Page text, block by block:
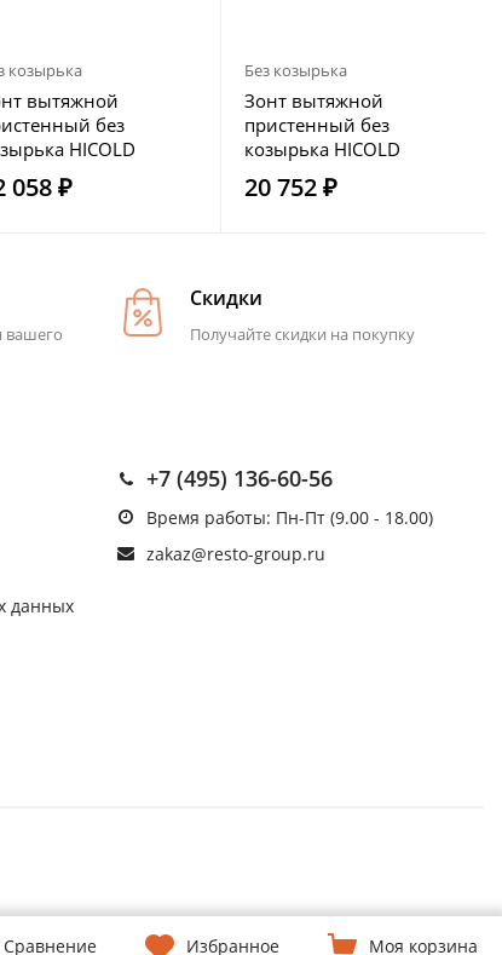
козырька
вытяжной
без
HICOLD
0808
058 ₽
Без козырька
Зонт вытяжной
пристенный без
козырька HICOLD
ЗВПО-0807
20 752 ₽
вашего
Скидки
Получайте скидки на покупку
данных
+7 (495) 136-60-56
Время работы: Пн-Пт (9.00 - 18.00)
zakaz@resto-group.ru
Сравнение Избранное Моя корзина